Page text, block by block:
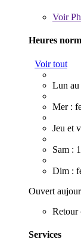
Voir
Heures
Voir tout
Lun au
Mer :
Jeu et
Sam :
Dim :
Ouvert
Retour
Services